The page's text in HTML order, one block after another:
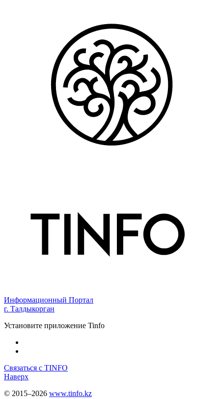
Информационный Портал
г. Талдыкорган
Установите приложение Tinfo
Связаться с TINFO
Наверх
© 2015–2026 www.tinfo.kz